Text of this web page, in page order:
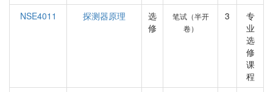
NSE4011
探测器原理
选
修
笔试（半开
卷）
3
专
业
选
修
课
程